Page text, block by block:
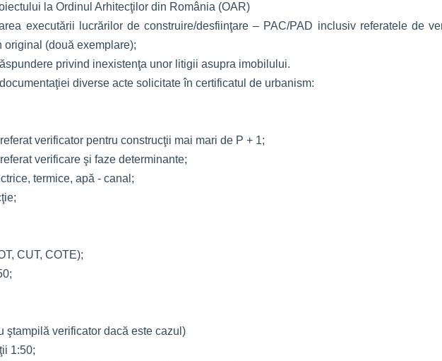
la Ordinul Arhitecţilor din România (OAR)
executării lucrărilor de construire/desfiinţare – PAC/PAD inclusiv referatele de
original (două exemplare);
privind inexistenţa unor litigii asupra imobilului.
diverse acte solicitate în certificatul de urbanism:
verificator pentru construcţii mai mari de P + 1;
verificare şi faze determinante;
termice, apă - canal;
CUT, COTE);
ştampilă verificator dacă este cazul)
1:50;